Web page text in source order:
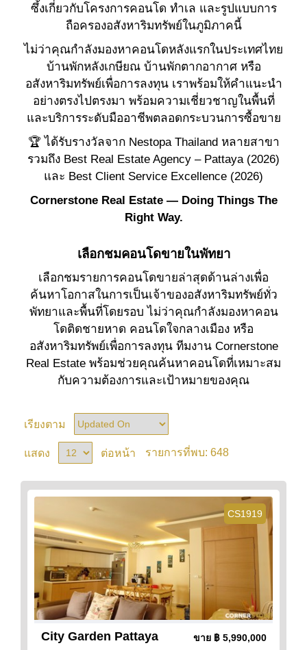
ซึ้งเกี่ยวกับโครงการคอนโด ทำเล และรูปแบบการ
ถือครองอสังหาริมทรัพย์ในภูมิภาคนี้
ไม่ว่าคุณกำลังมองหาคอนโดหลังแรกในประเทศไทย
บ้านพักหลังเกษียณ บ้านพักตากอากาศ หรือ
อสังหาริมทรัพย์เพื่อการลงทุน เราพร้อมให้คำแนะนำ
อย่างตรงไปตรงมา พร้อมความเชี่ยวชาญในพื้นที่
และบริการระดับมืออาชีพตลอดกระบวนการซื้อขาย
🏆 ได้รับรางวัลจาก Nestopa Thailand หลายสาขา
รวมถึง Best Real Estate Agency – Pattaya (2026)
และ Best Client Service Excellence (2026)
Cornerstone Real Estate — Doing Things The
Right Way.
เลือกชมคอนโดขายในพัทยา
เลือกชมรายการคอนโดขายล่าสุดด้านล่างเพื่อ
ค้นหาโอกาสในการเป็นเจ้าของอสังหาริมทรัพย์ทั่ว
พัทยาและพื้นที่โดยรอบ ไม่ว่าคุณกำลังมองหาคอน
โดติดชายหาด คอนโดใจกลางเมือง หรือ
อสังหาริมทรัพย์เพื่อการลงทุน ทีมงาน Cornerstone
Real Estate พร้อมช่วยคุณค้นหาคอนโดที่เหมาะสม
กับความต้องการและเป้าหมายของคุณ
เรียงตาม
แสดง ต่อหน้า รายการที่พบ: 648
CS1919
City Garden Pattaya ขาย ฿ 5,990,000